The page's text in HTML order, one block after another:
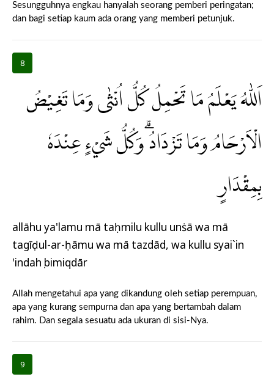
Sesungguhnya engkau hanyalah seorang pemberi peringatan;
dan bagi setiap kaum ada orang yang memberi petunjuk.
8
اَللّٰهُ يَعْلَمُ مَا تَحْمِلُ كُلُّ اُنْثٰى وَمَا تَغِيْضُ
الْاَرْحَامُ وَمَا تَزْدَادُ ۗوَكُلُّ شَيْءٍ عِنْدَهٗ
بِمِقْدَارٍ
allāhu ya'lamu mā taḥmilu kullu unṡā wa mā
tagīḍul-ar-ḥāmu wa mā tazdād, wa kullu syai`in
'indahụ bimiqdār
Allah mengetahui apa yang dikandung oleh setiap perempuan,
apa yang kurang sempurna dan apa yang bertambah dalam
rahim. Dan segala sesuatu ada ukuran di sisi-Nya.
9